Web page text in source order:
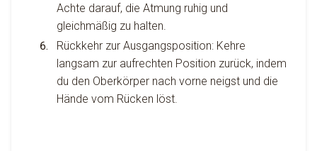
Achte darauf, die Atmung ruhig und
gleichmäßig zu halten.
Rückkehr zur Ausgangsposition: Kehre
langsam zur aufrechten Position zurück, indem
du den Oberkörper nach vorne neigst und die
Hände vom Rücken löst.